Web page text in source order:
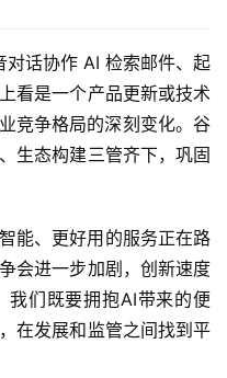
话协作 AI 检索邮件、起
看是一个产品更新或技术
竞争格局的深刻变化。谷
生态构建三管齐下，巩固
能、更好用的服务正在路
会进一步加剧，创新速度
我们既要拥抱AI带来的便
在发展和监管之间找到平